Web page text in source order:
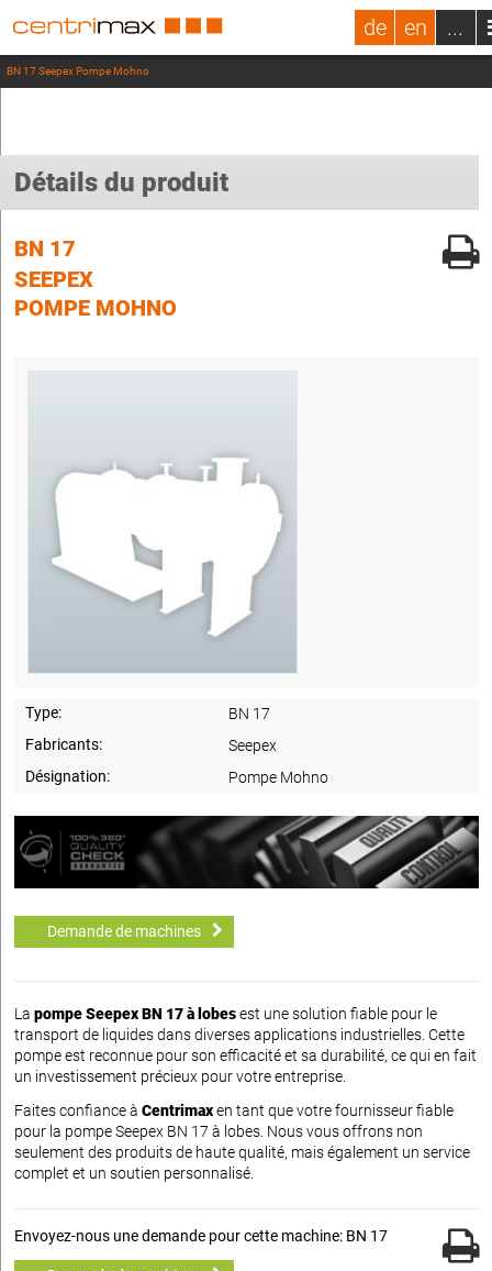
de en ...
BN 17 Seepex Pompe Mohno
Détails du produit
BN 17
SEEPEX
POMPE MOHNO
Type:
BN 17
Fabricants:
Seepex
Désignation:
Pompe Mohno
Demande de machines
La pompe Seepex BN 17 à lobesest une solution fiable pour le
transport de liquides dans diverses applications industrielles. Cette
pompe est reconnue pour son efficacité et sa durabilité, ce qui en fait
un investissement précieux pour votre entreprise.
Faites confiance à Centrimaxen tant que votre fournisseur fiable
pour la pompe Seepex BN 17 à lobes. Nous vous offrons non
seulement des produits de haute qualité, mais également un service
complet et un soutien personnalisé.
Envoyez-nous une demande pour cette machine: BN 17